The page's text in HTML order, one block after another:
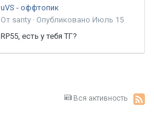
uVS - оффтопик
От santy · Опубликовано Июль 15
RP55, есть у тебя ТГ?
Вся активность